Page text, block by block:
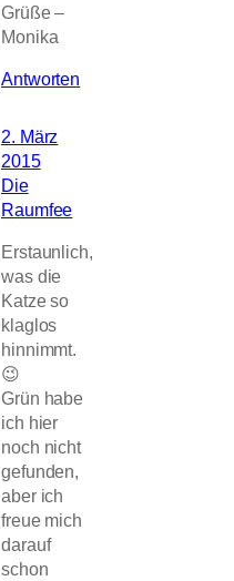
Grüße –
Monika
Antworten
2. März
2015
Die
Raumfee
Erstaunlich,
was die
Katze so
klaglos
hinnimmt.
😉
Grün habe
ich hier
noch nicht
gefunden,
aber ich
freue mich
darauf
schon